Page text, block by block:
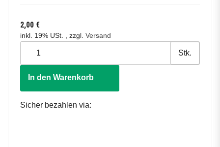
2,00 €
inkl. 19% USt. , zzgl. Versand
Stk.
In den Warenkorb
Sicher bezahlen via: